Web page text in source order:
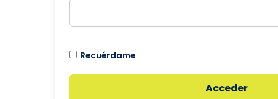
Recuérdame
Acceder